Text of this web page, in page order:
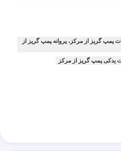
گریز از مرکز، پروانه پمپ گریز از
پمپ گریز از مرکز